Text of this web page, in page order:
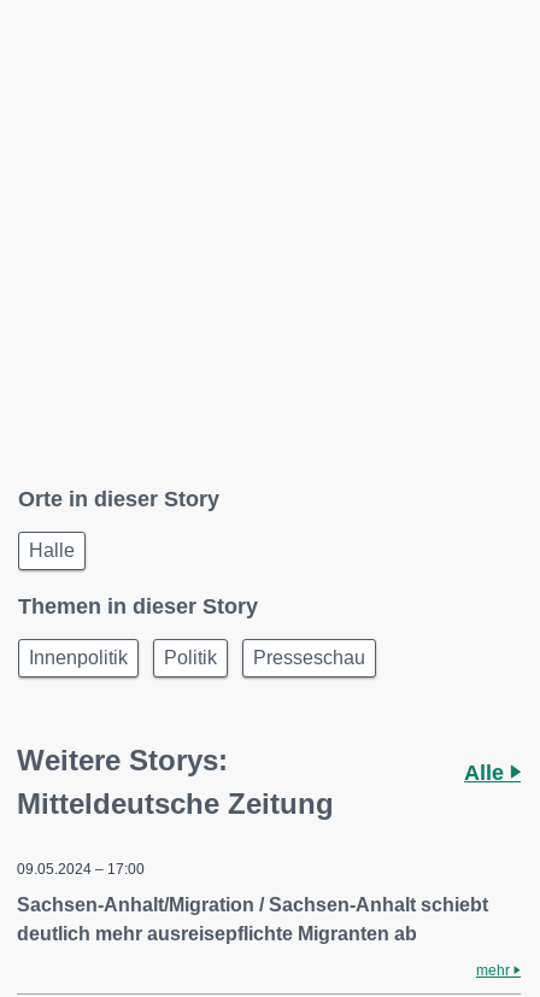
Orte in dieser Story
Halle
Themen in dieser Story
Innenpolitik Politik Presseschau
Weitere Storys:
Mitteldeutsche Zeitung
Alle
09.05.2024 – 17:00
Sachsen-Anhalt/Migration / Sachsen-Anhalt schiebt
deutlich mehr ausreisepflichte Migranten ab
mehr